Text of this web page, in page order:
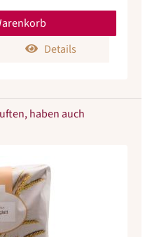
Details
haben auch